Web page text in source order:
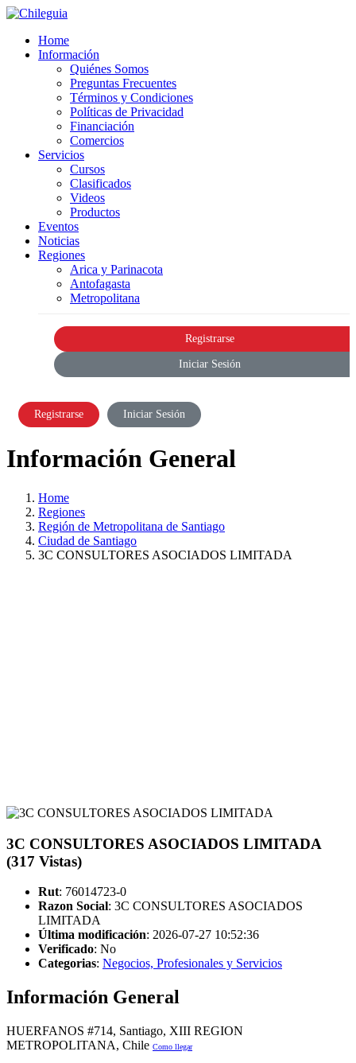
Home
Información
Quiénes Somos
Preguntas Frecuentes
Términos y Condiciones
Políticas de Privacidad
Financiación
Comercios
Servicios
Cursos
Clasificados
Videos
Productos
Eventos
Noticias
Regiones
Arica y Parinacota
Antofagasta
Metropolitana
Registrarse
Iniciar Sesión
Registrarse Iniciar Sesión
Información General
Home
Regiones
Región de Metropolitana de Santiago
Ciudad de Santiago
3C CONSULTORES ASOCIADOS LIMITADA
3C CONSULTORES ASOCIADOS LIMITADA
(317 Vistas)
Rut: 76014723-0
Razon Social: 3C CONSULTORES ASOCIADOS
LIMITADA
Última modificación: 2026-07-27 10:52:36
Verificado: No
Categorias: Negocios, Profesionales y Servicios
Información General
HUERFANOS #714, Santiago, XIII REGION
METROPOLITANA, Chile Como llegar